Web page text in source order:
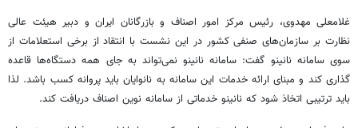
غلامعلی مهدوی، رئیس مرکز امور اصناف و بازرگانان ایران و دبیر هیئت عالی
نظارت بر سازمان‌های صنفی کشور در این نشست با انتقاد از برخی استعلامات از
سوی سامانه نانینو گفت: سامانه نانینو نمی‌تواند به جای همه دستگاه‌ها قاعده
گذاری کند و مبنای ارائه خدمات این سامانه به نانوایان باید پروانه کسب باشد. لذا
باید ترتیبی اتخاذ شود که نانینو خدماتی از سامانه نوین اصناف دریافت کند.